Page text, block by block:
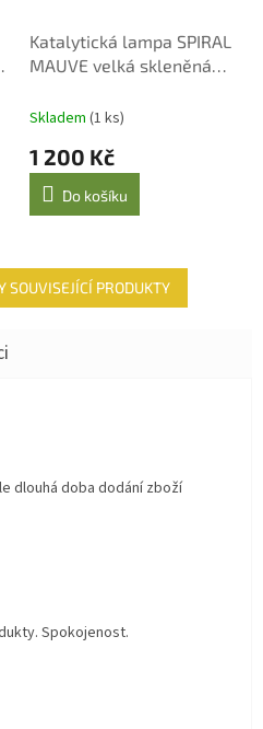
Katalytická lampa SPIRAL
MAUVE velká skleněná
Skladem (1 ks)
1 200 Kč
Do košíku
SOUVISEJÍCÍ PRODUKTY
je 4 z 5 hvězdiček.
dlouhá doba dodání zboží
je 5 z 5 hvězdiček.
Spokojenost.
je 5 z 5 hvězdiček.